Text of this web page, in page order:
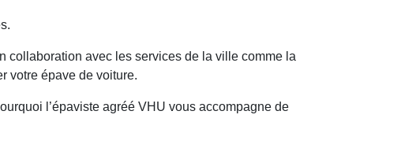
collaboration avec les services de la ville comme la
votre épave de voiture.
l’épaviste agréé VHU vous accompagne de